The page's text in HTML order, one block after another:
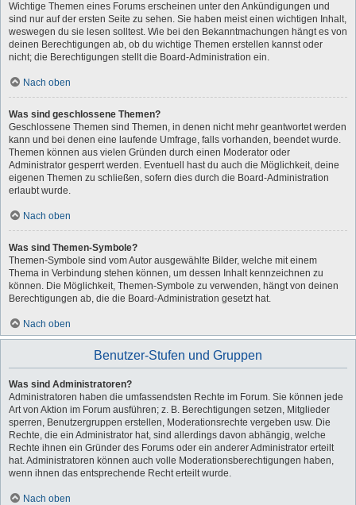
Wichtige Themen eines Forums erscheinen unter den Ankündigungen und
sind nur auf der ersten Seite zu sehen. Sie haben meist einen wichtigen Inhalt,
weswegen du sie lesen solltest. Wie bei den Bekanntmachungen hängt es von
deinen Berechtigungen ab, ob du wichtige Themen erstellen kannst oder
nicht; die Berechtigungen stellt die Board-Administration ein.
Nach oben
Was sind geschlossene Themen?
Geschlossene Themen sind Themen, in denen nicht mehr geantwortet werden
kann und bei denen eine laufende Umfrage, falls vorhanden, beendet wurde.
Themen können aus vielen Gründen durch einen Moderator oder
Administrator gesperrt werden. Eventuell hast du auch die Möglichkeit, deine
eigenen Themen zu schließen, sofern dies durch die Board-Administration
erlaubt wurde.
Nach oben
Was sind Themen-Symbole?
Themen-Symbole sind vom Autor ausgewählte Bilder, welche mit einem
Thema in Verbindung stehen können, um dessen Inhalt kennzeichnen zu
können. Die Möglichkeit, Themen-Symbole zu verwenden, hängt von deinen
Berechtigungen ab, die die Board-Administration gesetzt hat.
Nach oben
Benutzer-Stufen und Gruppen
Was sind Administratoren?
Administratoren haben die umfassendsten Rechte im Forum. Sie können jede
Art von Aktion im Forum ausführen; z. B. Berechtigungen setzen, Mitglieder
sperren, Benutzergruppen erstellen, Moderationsrechte vergeben usw. Die
Rechte, die ein Administrator hat, sind allerdings davon abhängig, welche
Rechte ihnen ein Gründer des Forums oder ein anderer Administrator erteilt
hat. Administratoren können auch volle Moderationsberechtigungen haben,
wenn ihnen das entsprechende Recht erteilt wurde.
Nach oben